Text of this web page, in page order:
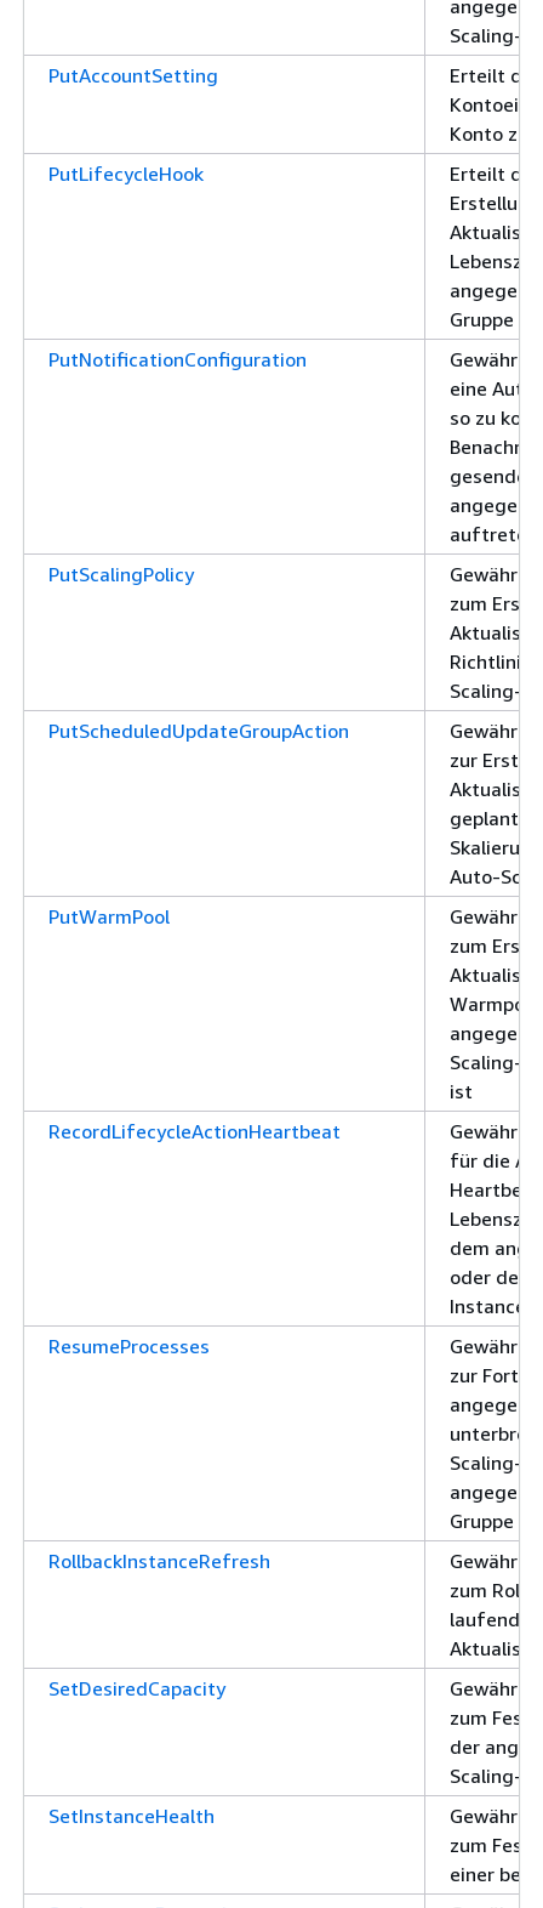
Scaling-
PutAccountSetting
Erteilt die
Konto zu
PutLifecycleHook
Erteilt die
Gruppe
PutNotificationConfiguration
Gewährt
eine
so zu
gesendet
auftreten
PutScalingPolicy
Gewährt
zum
Richtlinie
Scaling-
PutScheduledUpdateGroupAction
Gewährt
zur
geplanten
Auto-
PutWarmPool
Gewährt
zum
Scaling-
ist
RecordLifecycleActionHeartbeat
Gewährt
für die
dem
oder der
Instance
ResumeProcesses
Gewährt
zur
Scaling-
Gruppe
RollbackInstanceRefresh
Gewährt
zum
SetDesiredCapacity
Gewährt
zum
der
Scaling-
SetInstanceHealth
Gewährt
zum
einer